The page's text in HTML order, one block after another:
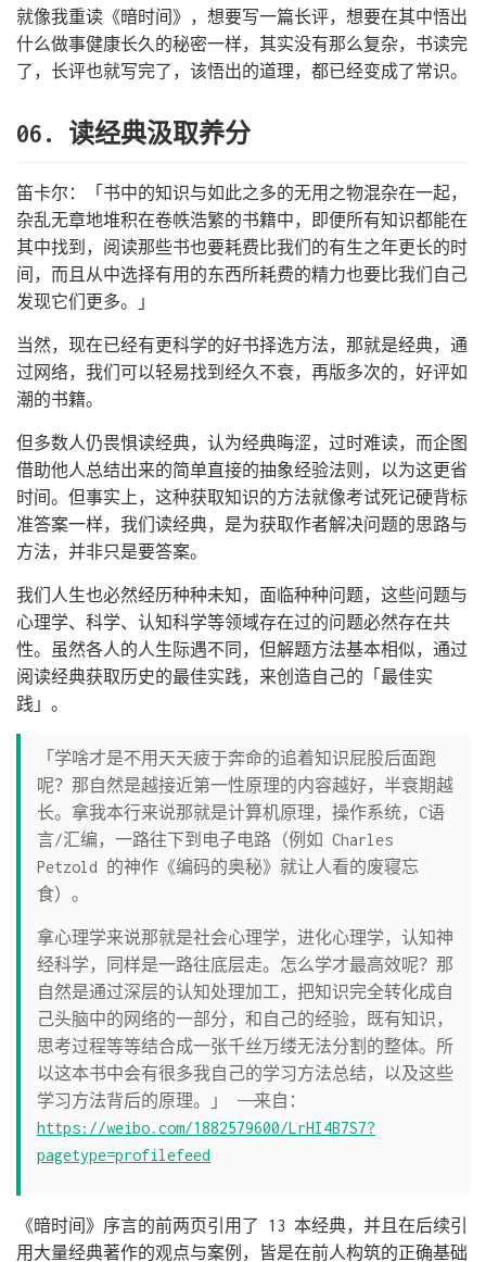
就像我重读《暗时间》，想要写一篇长评，想要在其中悟出
什么做事健康长久的秘密一样，其实没有那么复杂，书读完
了，长评也就写完了，该悟出的道理，都已经变成了常识。
06. 读经典汲取养分
笛卡尔：「书中的知识与如此之多的无用之物混杂在一起，
杂乱无章地堆积在卷帙浩繁的书籍中，即便所有知识都能在
其中找到，阅读那些书也要耗费比我们的有生之年更长的时
间，而且从中选择有用的东西所耗费的精力也要比我们自己
发现它们更多。」
当然，现在已经有更科学的好书择选方法，那就是经典，通
过网络，我们可以轻易找到经久不衰，再版多次的，好评如
潮的书籍。
但多数人仍畏惧读经典，认为经典晦涩，过时难读，而企图
借助他人总结出来的简单直接的抽象经验法则，以为这更省
时间。但事实上，这种获取知识的方法就像考试死记硬背标
准答案一样，我们读经典，是为获取作者解决问题的思路与
方法，并非只是要答案。
我们人生也必然经历种种未知，面临种种问题，这些问题与
心理学、科学、认知科学等领域存在过的问题必然存在共
性。虽然各人的人生际遇不同，但解题方法基本相似，通过
阅读经典获取历史的最佳实践，来创造自己的「最佳实
践」。
「学啥才是不用天天疲于奔命的追着知识屁股后面跑
呢？那自然是越接近第一性原理的内容越好，半衰期越
长。拿我本行来说那就是计算机原理，操作系统，C语
言/汇编，一路往下到电子电路（例如 Charles
Petzold 的神作《编码的奥秘》就让人看的废寝忘
食）。
拿心理学来说那就是社会心理学，进化心理学，认知神
经科学，同样是一路往底层走。怎么学才最高效呢？那
自然是通过深层的认知处理加工，把知识完全转化成自
己头脑中的网络的一部分，和自己的经验，既有知识，
思考过程等等结合成一张千丝万缕无法分割的整体。所
以这本书中会有很多我自己的学习方法总结，以及这些
学习方法背后的原理。」 ——来自：
https://weibo.com/1882579600/LrHI4B7S7?
pagetype=profilefeed
《暗时间》序言的前两页引用了 13 本经典，并且在后续引
用大量经典著作的观点与案例，皆是在前人构筑的正确基础